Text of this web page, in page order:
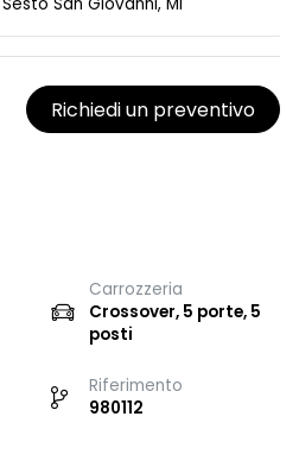
Richiedi un preventivo
Carrozzeria
Crossover, 5 porte, 5
posti
Riferimento
980112